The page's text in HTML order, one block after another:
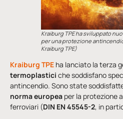
Kraiburg TPE ha sviluppato
per una protezione
Kraiburg TPE)
Kraiburg TPE ha lanciato la terza
termoplastici che soddisfano
antincendio. Sono state
norma europea per la protezione
ferroviari (DIN EN 45545-2, in